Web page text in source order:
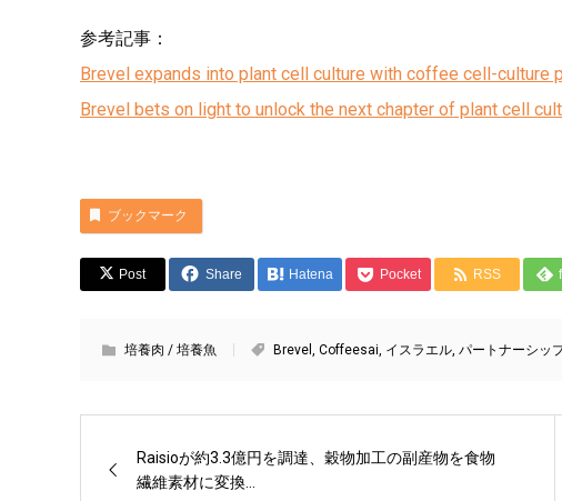
参考記事：
Brevel expands into plant cell culture with coffee cell-culture
Brevel bets on light to unlock the next chapter of plant cell
ブックマーク
Post Share Hatena Pocket RSS
培養肉 / 培養魚 Brevel , Coffeesai, イスラエル, パートナーシッ
Raisioが約3.3億円を調達、穀物加工の副産物を食物
繊維素材に変換...